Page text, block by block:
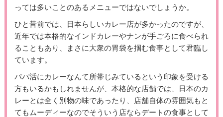
っては多いことのあるメニューではないでしょうか。
ひと昔前では、日本らしいカレー店が多かったのですが、
近年では本格的なインドカレーやナンが手ごろに食べられ
ることもあり、まさに大衆の胃袋を掴む食事として君臨し
ています。
パパ活にカレーなんて所帯じみているという印象を受ける
方もいるかもしれませんが、本格的な店舗では、日本のカ
レーとは全く別物の味であったり、店舗自体の雰囲気もと
てもムーディーなのでそういう店ならデートの食事として